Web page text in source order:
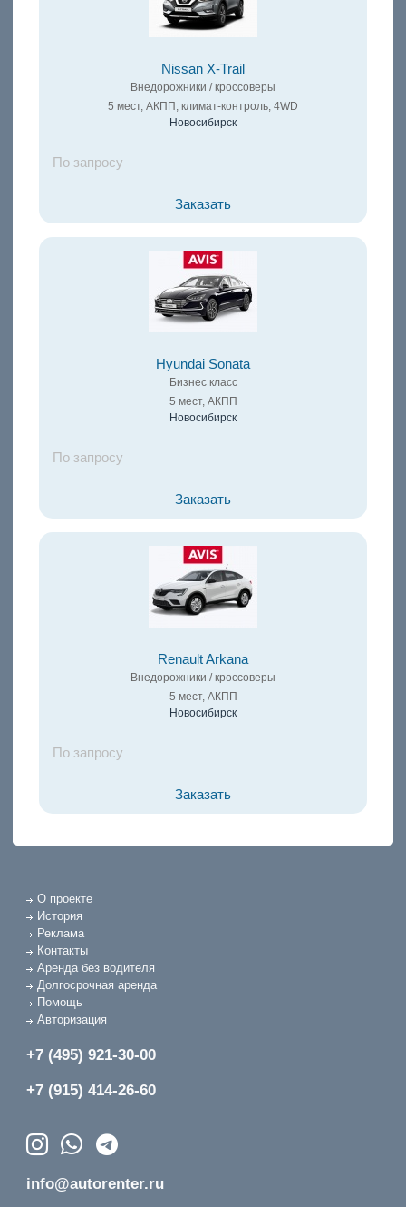
Nissan X-Trail
Внедорожники / кроссоверы
5 мест, АКПП, климат-контроль, 4WD
Новосибирск
По запросу
Заказать
Hyundai Sonata
Бизнес класс
5 мест, АКПП
Новосибирск
По запросу
Заказать
Renault Arkana
Внедорожники / кроссоверы
5 мест, АКПП
Новосибирск
По запросу
Заказать
О проекте
История
Реклама
Контакты
Аренда без водителя
Долгосрочная аренда
Помощь
Авторизация
+7 (495) 921-30-00
+7 (915) 414-26-60
info@autorenter.ru